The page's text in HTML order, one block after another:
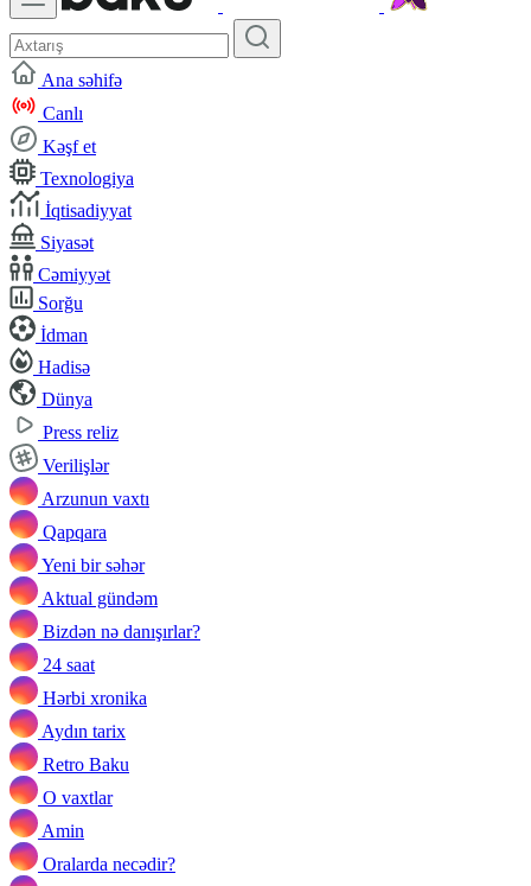
Ana səhifə
Canlı
Kəşf et
Texnologiya
İqtisadiyyat
Siyasət
Cəmiyyət
Sorğu
İdman
Hadisə
Dünya
Press reliz
Verilişlər
Arzunun vaxtı
Qapqara
Yeni bir səhər
Aktual gündəm
Bizdən nə danışırlar?
24 saat
Hərbi xronika
Aydın tarix
Retro Baku
O vaxtlar
Amin
Oralarda necədir?